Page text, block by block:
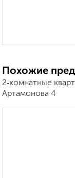
Похожие
2‑комнатные
Артамонова 4